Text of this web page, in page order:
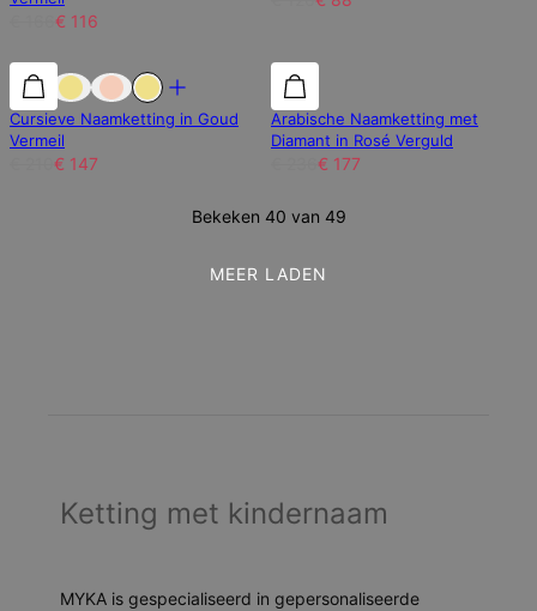
€ 116
30% korting 30% korting
Cursieve Naamketting in Goud
Vermeil
€ 147
25% korting
Arabische Naamketting met
Diamant in Rosé Verguld
€ 177
Bekeken 40 van 49
MEER LADEN
Ketting met kindernaam
MYKA is gespecialiseerd in gepersonaliseerde